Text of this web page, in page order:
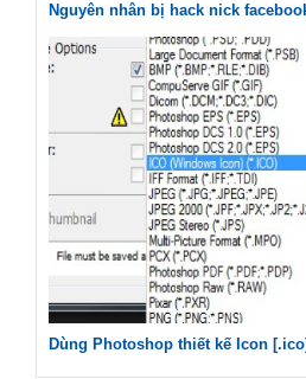
Nguyên nhân bị hack nick
Dùng Photoshop thiết kế Icon